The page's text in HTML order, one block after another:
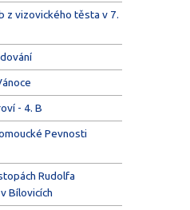
z vizovického těsta v 7.
- 4. B
Pevnosti
Rudolfa
Bílovicích